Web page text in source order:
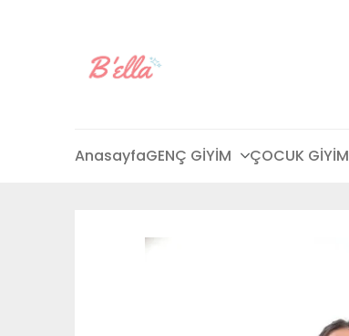
AnasayfaGENÇ GİYİM ÇOCUK GİYİM